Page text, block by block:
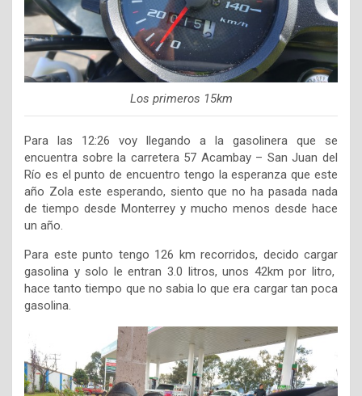
Los primeros 15km
Para las 12:26 voy llegando a la gasolinera que se
encuentra sobre la carretera 57 Acambay – San Juan del
Río es el punto de encuentro tengo la esperanza que este
año Zola este esperando, siento que no ha pasada nada
de tiempo desde Monterrey y mucho menos desde hace
un año.
Para este punto tengo 126 km recorridos, decido cargar
gasolina y solo le entran 3.0 litros, unos 42km por litro,
hace tanto tiempo que no sabia lo que era cargar tan poca
gasolina.